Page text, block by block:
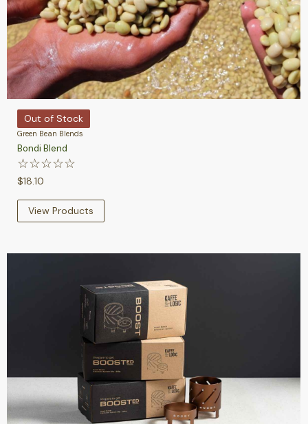
Out of Stock
Green Bean Blends
Bondi Blend
☆☆☆☆☆
$18.10
View Products